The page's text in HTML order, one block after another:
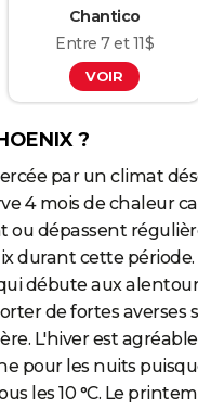
Chantico
Entre 7 et 11$
VOIR
?
par un climat
4 mois de chaleur
dépassent
durant cette
débute aux
de fortes averses
L'hiver est
pour les nuits
les 10 °C. Le